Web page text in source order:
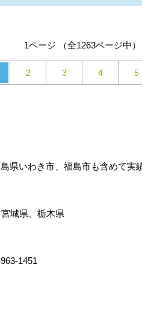
1ページ （全1263ページ中）
2 3 4 5
いわき市、福島市も含めて
城県、栃木県
1451